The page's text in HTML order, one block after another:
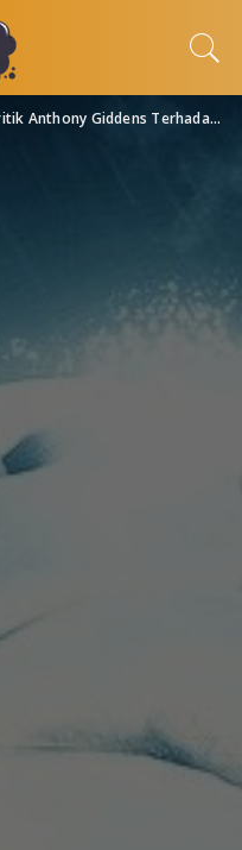
Anthony Giddens Terhadap Teori-teori Sosiologi Terdahulu